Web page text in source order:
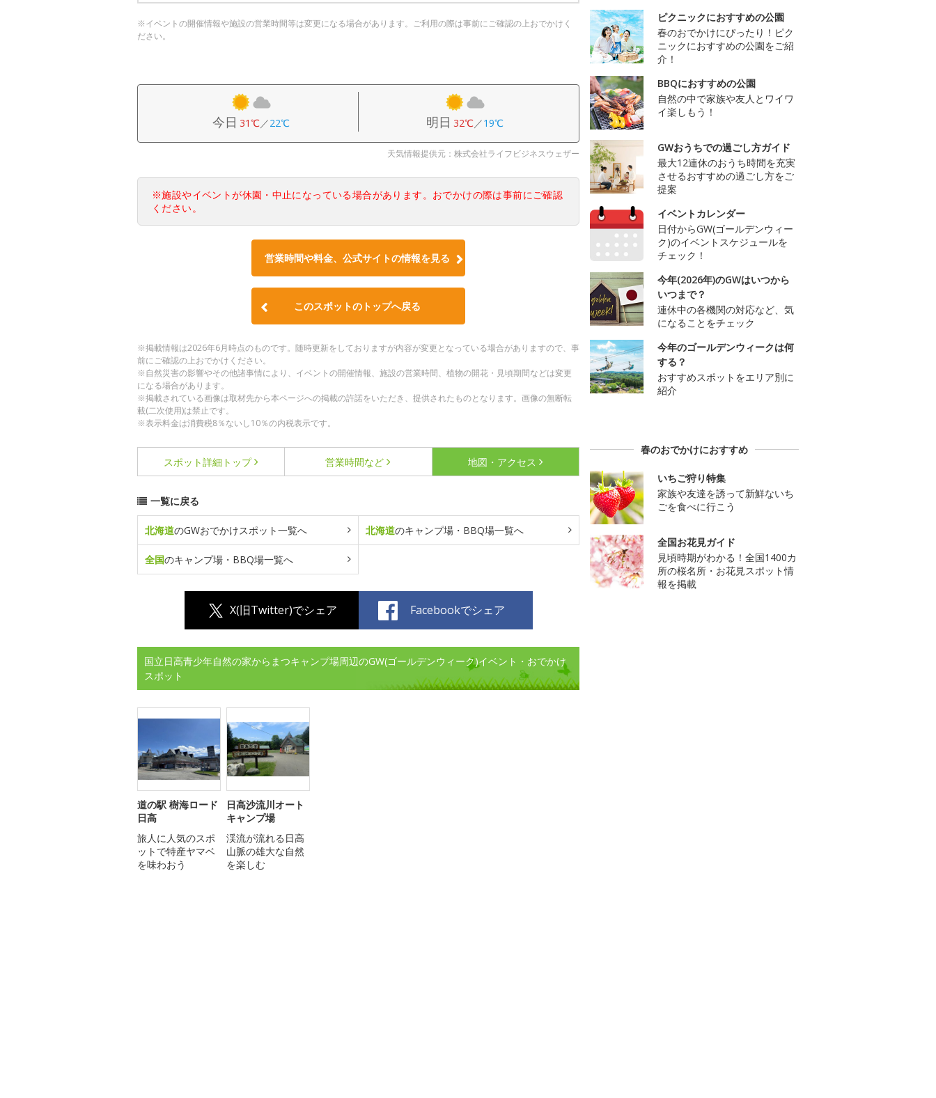
※イベントの開催情報や施設の営業時間等は変更になる場合があります。ご利用の際は事前にご確認の上おでかけく
ださい。
今日 31℃／22℃ 明日 32℃／19℃
天気情報提供元：株式会社ライフビジネスウェザー
※施設やイベントが休園・中止になっている場合があります。おでかけの際は事前にご確認
ください。
営業時間や料金、公式サイトの情報を見る
このスポットのトップへ戻る
※掲載情報は2026年6月時点のものです。随時更新をしておりますが内容が変更となっている場合がありますので、事
前にご確認の上おでかけください。
※自然災害の影響やその他諸事情により、イベントの開催情報、施設の営業時間、植物の開花・見頃期間などは変更
になる場合があります。
※掲載されている画像は取材先から本ページへの掲載の許諾をいただき、提供されたものとなります。画像の無断転
載(二次使用)は禁止です。
※表示料金は消費税8％ないし10％の内税表示です。
スポット詳細 トップ 営業時間など 地図・アクセス
一覧に戻る
北海道のGWおでかけスポット一覧へ 北海道のキャンプ場・BBQ場一覧へ
全国のキャンプ場・BBQ場一覧へ
X(旧Twitter)でシェア Facebookでシェア
国立日高青少年自然の家からまつキャンプ場周辺のGW(ゴールデンウィーク)イベント・おでかけ
スポット
道の駅 樹海ロード
日高
旅人に人気のスポ
ットで特産ヤマベ
を味わおう
日高沙流川オート
キャンプ場
渓流が流れる日高
山脈の雄大な自然
を楽しむ
ピクニックにおすすめの公園
春のおでかけにぴったり！ピク
ニックにおすすめの公園をご紹
介！
BBQにおすすめの公園
自然の中で家族や友人とワイワ
イ楽しもう！
GWおうちでの過ごし方ガイド
最大12連休のおうち時間を充実
させるおすすめの過ごし方をご
提案
イベントカレンダー
日付からGW(ゴールデンウィー
ク)のイベントスケジュールを
チェック！
今年(2026年)のGWはいつから
いつまで？
連休中の各機関の対応など、気
になることをチェック
今年のゴールデンウィークは何
する？
おすすめスポットをエリア別に
紹介
春のおでかけにおすすめ
いちご狩り特集
家族や友達を誘って新鮮ないち
ごを食べに行こう
全国お花見ガイド
見頃時期がわかる！全国1400カ
所の桜名所・お花見スポット情
報を掲載